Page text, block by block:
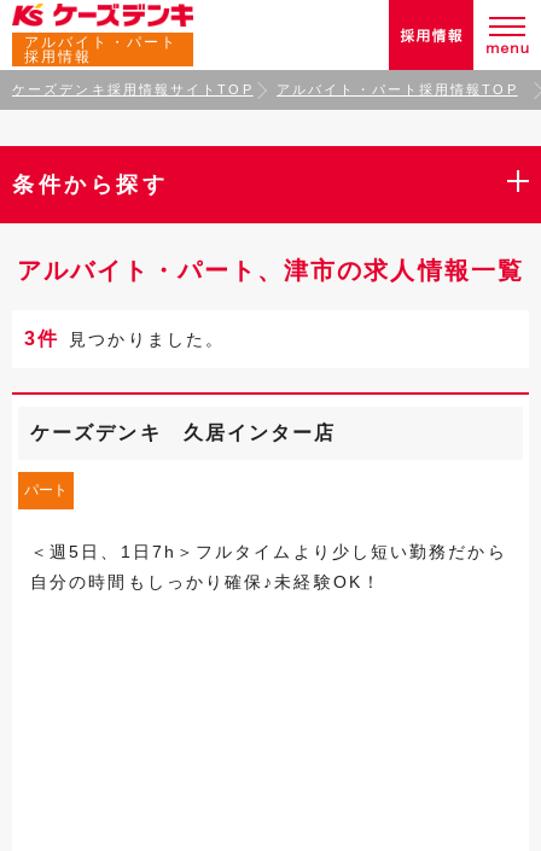
アルバイト・パート
採用情報
ケーズデンキ採用情報サイトTOP アルバイト・パート採用情報TOP
条件から探す
アルバイト・パート、津市の求人情報一覧
3件 見つかりました。
ケーズデンキ 久居インター店
パート
＜週5日、1日7h＞フルタイムより少し短い勤務だから
自分の時間もしっかり確保♪未経験OK！